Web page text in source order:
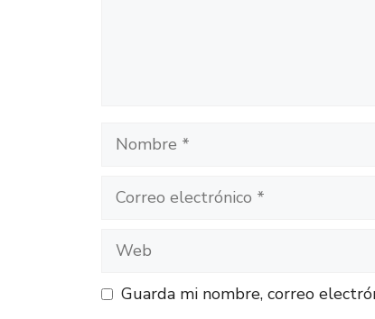
Guarda mi nombre, correo